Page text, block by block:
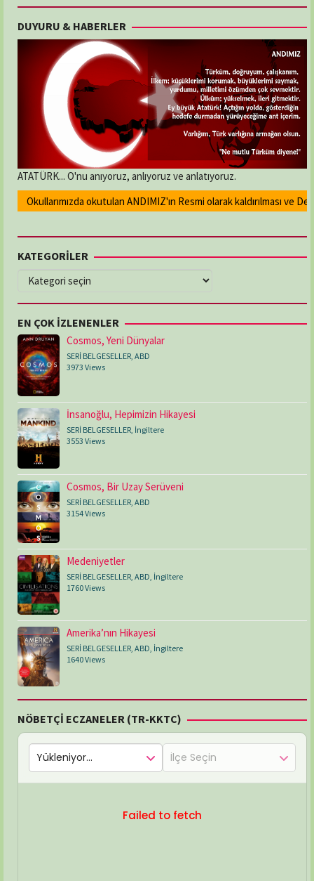
DUYURU & HABERLER
ATATÜRK... O'nu anıyoruz, anlıyoruz ve anlatıyoruz.
Okullarımızda okutulan ANDIMIZ'ın Resmi olarak kaldırılması ve
KATEGORİLER
KATEGORİLER
EN ÇOK İZLENENLER
Cosmos, Yeni Dünyalar
SERİ BELGESELLER, ABD
3973 Views
İnsanoğlu, Hepimizin Hikayesi
SERİ BELGESELLER, İngiltere
3553 Views
Cosmos, Bir Uzay Serüveni
SERİ BELGESELLER ABD
3154 Views
Medeniyetler
SERİ BELGESELLER ABD İngiltere
1760 Views
Amerika’nın Hikayesi
SERİ BELGESELLER ABD İngiltere
1640 Views
NÖBETÇİ ECZANELER (TR-KKTC)
Failed to fetch